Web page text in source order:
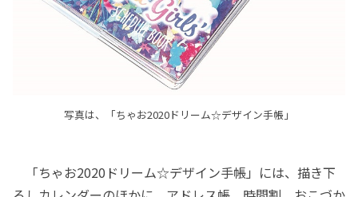
写真は、「ちゃお2020ドリーム☆デザイン手帳」
「ちゃお2020ドリーム☆デザイン手帳」には、描き下